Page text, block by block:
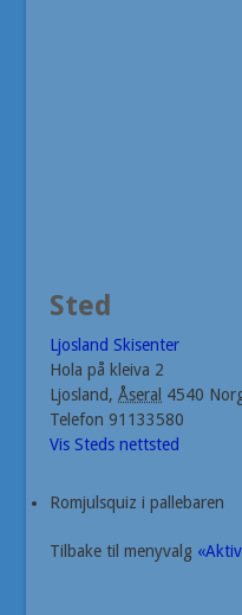
Sted
Ljosland Skisenter
Hola på kleiva 2
Ljosland, Åseral 4540
Telefon 91133580
Vis Steds nettsted
Romjulsquiz i pallebaren
Tilbake til menyvalg